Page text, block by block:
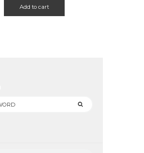
era:
€ 690.00.€ 549.00.
Add to cart